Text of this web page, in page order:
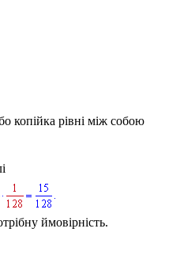
копійка рівні між собою
ймовірність.